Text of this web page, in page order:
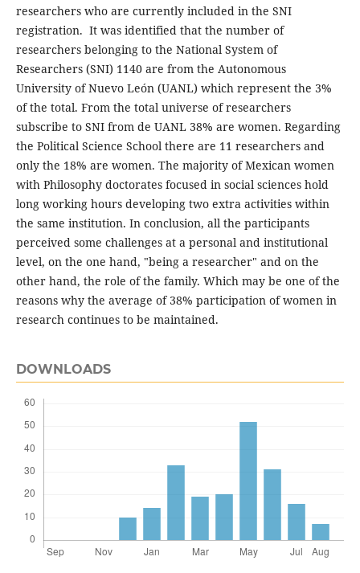
researchers who are currently included in the SNI
registration. It was identified that the number of
researchers belonging to the National System of
Researchers (SNI) 1140 are from the Autonomous
University of Nuevo León (UANL) which represent the 3%
of the total. From the total universe of researchers
subscribe to SNI from de UANL 38% are women. Regarding
the Political Science School there are 11 researchers and
only the 18% are women. The majority of Mexican women
with Philosophy doctorates focused in social sciences hold
long working hours developing two extra activities within
the same institution. In conclusion, all the participants
perceived some challenges at a personal and institutional
level, on the one hand, "being a researcher" and on the
other hand, the role of the family. Which may be one of the
reasons why the average of 38% participation of women in
research continues to be maintained.
DOWNLOADS